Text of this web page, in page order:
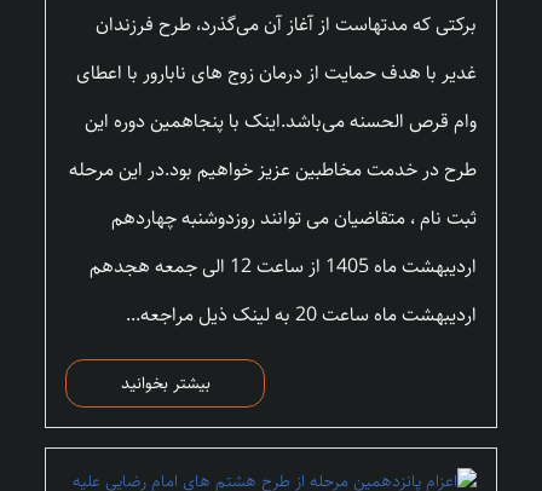
برکتی که مدتهاست از آغاز آن می‌گذرد، طرح فرزندان
غدیر با هدف حمایت از درمان زوج های نابارور با اعطای
وام قرص الحسنه می‌باشد.اینک با پنجاهمین دوره این
طرح در خدمت مخاطبین عزیز خواهیم بود.در این مرحله
ثبت نام ، متقاضیان می توانند روزدوشنبه چهاردهم
اردیبهشت ماه 1405 از ساعت 12 الی جمعه هجدهم
اردیبهشت ماه ساعت 20 به لینک ذیل مراجعه...
بیشتر بخوانید